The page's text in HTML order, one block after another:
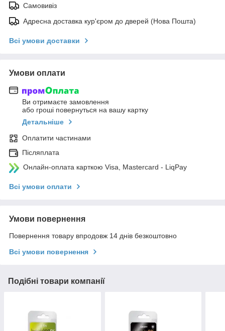
Самовивіз
Адресна доставка кур'єром до дверей (Нова Пошта)
Всі умови доставки
Умови оплати
Ви отримаєте замовлення
або гроші повернуться на вашу картку
Детальніше
Оплатити частинами
Післяплата
Онлайн-оплата карткою Visa, Mastercard - LiqPay
Всі умови оплати
Умови повернення
Повернення товару впродовж 14 днів безкоштовно
Всі умови повернення
Подібні товари компанії